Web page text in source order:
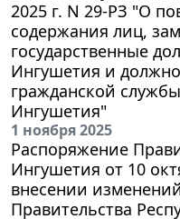
2025 г. N 29-РЗ "О
содержания лиц,
государственные
Ингушетия и
гражданской
Ингушетия"
1 ноября 2025
Распоряжение
Ингушетия от 10
внесении
Правительства